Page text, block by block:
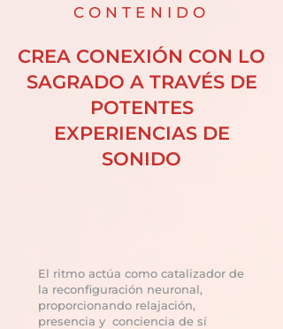
CONTENIDO
CREA CONEXIÓN CON LO
SAGRADO A TRAVÉS DE
POTENTES
EXPERIENCIAS DE
SONIDO
El ritmo actúa como catalizador de
la reconfiguración neuronal,
proporcionando relajación,
presencia y conciencia de sí